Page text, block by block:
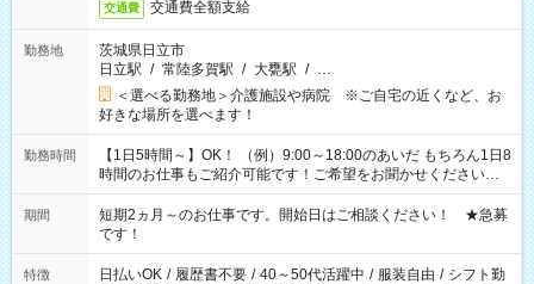
交通費 交通費全額支給
勤務地
茨城県日立市
日立駅 / 常陸多賀駅 / 大甕駅 / …
＜選べる勤務地＞介護施設や病院 ※ご自宅の近くなど、お
好きな場所を選べます！
勤務時間
【1日5時間～】OK！ （例）9:00～18:00のあいだ もちろん1日8
時間のお仕事もご紹介可能です！ご希望をお聞かせください！
その他の時間帯もあなたのライフスタイルに合わせて お選びい
ただけます！ 【シフト固定もOK】★家庭の都合でお休みが必要
な場合も遠慮なくご相談ください。 ※週最低15時間以上の勤務
が必要です
期間
短期2ヵ月～のお仕事です。開始日はご相談ください！ ★急募
です！
特徴 日払いOK / 履歴書不要 / 40～50代活躍中 / 服装自由 / シフト勤